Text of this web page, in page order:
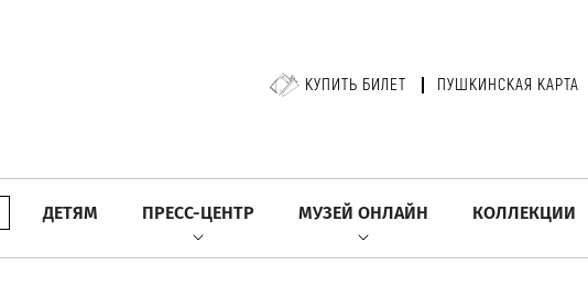
КУПИТЬ БИЛЕТ ПУШКИНСКАЯ КАРТА
ДЕТЯМ ПРЕСС-ЦЕНТР МУЗЕЙ ОНЛАЙН КОЛЛЕКЦИИ